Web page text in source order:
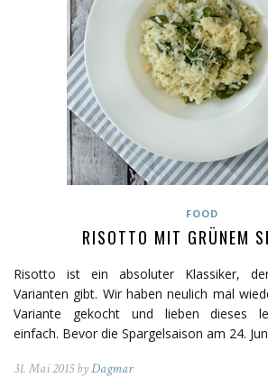
FOOD
RISOTTO MIT GRÜNEM
Risotto ist ein absoluter Klassiker,
Varianten gibt. Wir haben neulich mal
Variante gekocht und lieben dieses
einfach. Bevor die Spargelsaison am 24.
31. Mai 2015 byDagmar